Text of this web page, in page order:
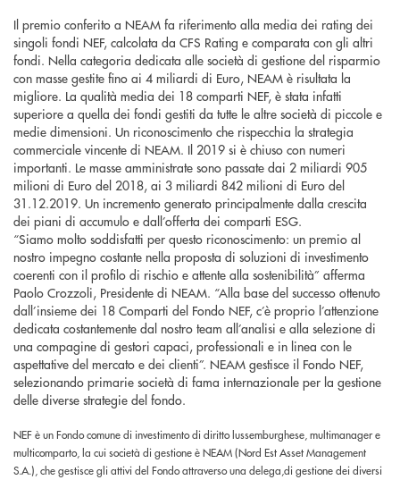
Il premio conferito a NEAM fa riferimento alla media dei rating dei
singoli fondi NEF, calcolata da CFS Rating e comparata con gli altri
fondi. Nella categoria dedicata alle società di gestione del risparmio
con masse gestite fino ai 4 miliardi di Euro, NEAM è risultata la
migliore. La qualità media dei 18 comparti NEF, è stata infatti
superiore a quella dei fondi gestiti da tutte le altre società di piccole e
medie dimensioni. Un riconoscimento che rispecchia la strategia
commerciale vincente di NEAM. Il 2019 si è chiuso con numeri
importanti. Le masse amministrate sono passate dai 2 miliardi 905
milioni di Euro del 2018, ai 3 miliardi 842 milioni di Euro del
31.12.2019. Un incremento generato principalmente dalla crescita
dei piani di accumulo e dall’offerta dei comparti ESG.
“Siamo molto soddisfatti per questo riconoscimento: un premio al
nostro impegno costante nella proposta di soluzioni di investimento
coerenti con il profilo di rischio e attente alla sostenibilità” afferma
Paolo Crozzoli, Presidente di NEAM. “Alla base del successo ottenuto
dall’insieme dei 18 Comparti del Fondo NEF, c’è proprio l’attenzione
dedicata costantemente dal nostro team all’analisi e alla selezione di
una compagine di gestori capaci, professionali e in linea con le
aspettative del mercato e dei clienti”. NEAM gestisce il Fondo NEF,
selezionando primarie società di fama internazionale per la gestione
delle diverse strategie del fondo.
NEF è un Fondo comune di investimento di diritto lussemburghese, multimanager e
multicomparto, la cui società di gestione è NEAM (Nord Est Asset Management
S.A.), che gestisce gli attivi del Fondo attraverso una delega,di gestione dei diversi